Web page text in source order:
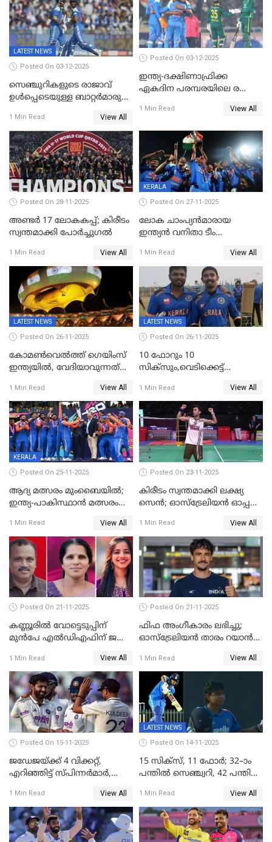
ടി20 പരമ്പരയ്ക്കുള്ള ഇന്ത്യന്‍
ടീമിനെ പ്രഖ്യാപിച്ചു
LATEST NEWS
Posted On 03-12-2025
സെഞ്ചുറികളുടെ രാജാവ്
ഉൾപ്പെടെയുള്ള ബാറ്റർമാരുടെ
ഇന്ത്യയ്ക്ക് 358 റൺസ്
1 Min Read View All
Posted On 03-12-2025
ഇന്ത്യ-ദക്ഷിണാഫ്രിക്ക
ഏകദിന പരമ്പരയിലെ രണ്ടാം
1 Min Read View All
Posted On 28-11-2025
അണ്ടര്‍ 17 ലോകകപ്പ്; കിരീടം
സ്വന്തമാക്കി പോര്‍ച്ചുഗല്‍
1 Min Read View All
KERALA
Posted On 27-11-2025
ലോക ചാംപ്യൻമാരായ
ഇന്ത്യൻ വനിതാ ടീം
മത്സരങ്ങൾ ​ഗ്രീൻഫീൽഡിൽ
1 Min Read View All
LATEST NEWS
Posted On 26-11-2025
കോമൺവെൽത്ത് ഗെയിംസ്
ഇന്ത്യയിൽ, വേദിയാവുന്നത്
1 Min Read View All
LATEST NEWS
Posted On 26-11-2025
10 ഫോറും 10
സിക്‌സും,വെടിക്കെട്ട്
അര്‍ധ സെഞ്ചുറിയുമായി
സഞ്ജു; ഒഡിഷയെ 10
വിക്കറ്റിന് തകര്‍ത്ത് കേരളം
1 Min Read View All
KERALA
Posted On 25-11-2025
ആദ്യ മത്സരം മുംബൈയിൽ;
ഇന്ത്യ-പാകിസ്ഥാൻ മത്സരം
ലോകകപ്പിന്‍റെ മത്സരക്രമം
പ്രഖ്യാപിച്ചു
1 Min Read View All
Posted On 23-11-2025
കിരീടം സ്വന്തമാക്കി ലക്ഷ്യ
സെന്‍; ഓസ്ട്രേലിയന്‍ ഓപ്പണ്‍
1 Min Read View All
Posted On 21-11-2025
കണ്ണൂരിൽ വോട്ടെടുപ്പിന്
മുൻപേ എൽഡിഎഫിന് ജയം;
സ്ഥാനാർഥികളില്ല
1 Min Read View All
Posted On 21-11-2025
ഫിഫ അംഗീകാരം ലഭിച്ചു;
ഓസ്‌ട്രേലിയന്‍ താരം റയാന്‍
നീലക്കുപ്പായത്തില്‍ കളിക്കാം
1 Min Read View All
Posted On 15-11-2025
ജഡേജയ്ക്ക് 4 വിക്കറ്റ്,
എറിഞ്ഞിട്ട് സ്പിന്നർമാർ,
പ്രോട്ടീസ്
1 Min Read View All
LATEST NEWS
Posted On 14-11-2025
15 സിക്സ്, 11 ഫോർ; 32–ാം
പന്തിൽ സെഞ്ച്വറി, 42 പന്തിൽ
1 Min Read View All